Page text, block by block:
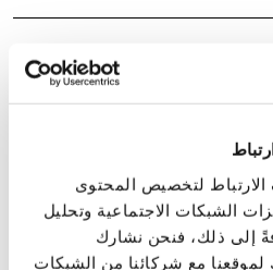
لتخصيص المحتوى
الشبكات الاجتماعية وتحليل
إلى ذلك، فنحن نشارك
مع شركائنا من الشبكات
كبنية ثلاثية
الدوامات لتوليد القوة
رابط للنشر